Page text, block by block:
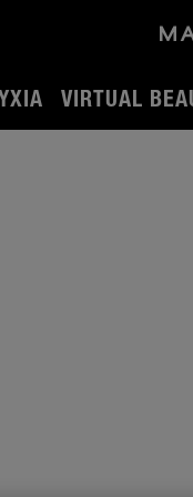
VIRTUAL